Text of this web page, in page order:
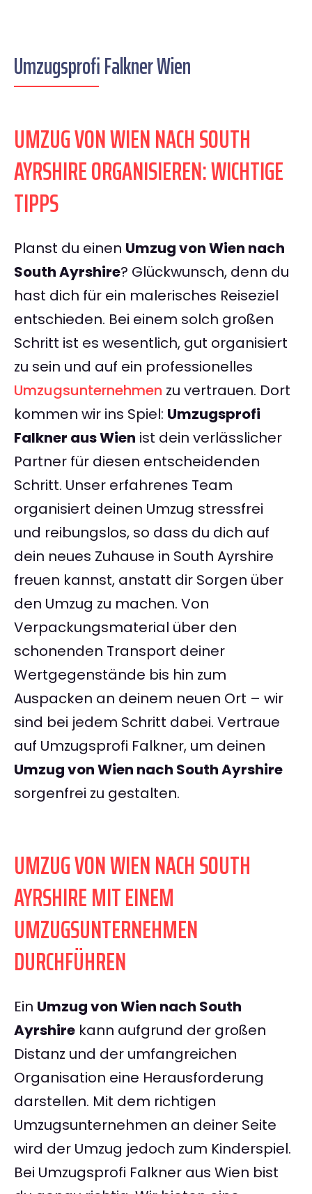
Umzugsprofi Falkner Wien
UMZUG VON WIEN NACH SOUTH
AYRSHIRE ORGANISIEREN: WICHTIGE
TIPPS
Planst du einen Umzug von Wien nach
South Ayrshire? Glückwunsch, denn du
hast dich für ein malerisches Reiseziel
entschieden. Bei einem solch großen
Schritt ist es wesentlich, gut organisiert
zu sein und auf ein professionelles
Umzugsunternehmen zu vertrauen. Dort
kommen wir ins Spiel: Umzugsprofi
Falkner aus Wien ist dein verlässlicher
Partner für diesen entscheidenden
Schritt. Unser erfahrenes Team
organisiert deinen Umzug stressfrei
und reibungslos, so dass du dich auf
dein neues Zuhause in South Ayrshire
freuen kannst, anstatt dir Sorgen über
den Umzug zu machen. Von
Verpackungsmaterial über den
schonenden Transport deiner
Wertgegenstände bis hin zum
Auspacken an deinem neuen Ort – wir
sind bei jedem Schritt dabei. Vertraue
auf Umzugsprofi Falkner, um deinen
Umzug von Wien nach South Ayrshire
sorgenfrei zu gestalten.
UMZUG VON WIEN NACH SOUTH
AYRSHIRE MIT EINEM
UMZUGSUNTERNEHMEN
DURCHFÜHREN
Ein Umzug von Wien nach South
Ayrshire kann aufgrund der großen
Distanz und der umfangreichen
Organisation eine Herausforderung
darstellen. Mit dem richtigen
Umzugsunternehmen an deiner Seite
wird der Umzug jedoch zum Kinderspiel.
Bei Umzugsprofi Falkner aus Wien bist